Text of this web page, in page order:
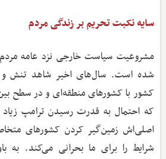
سایه نکبت تحریم بر زندگی مردم
مشروعیت سیاست خارجی نزد عامه مردم
شده است.‌ سال‌های اخیر شاهد تنش و
کشور با کشورهای منطقه‌ای و در سطح
که احتمال به قدرت رسیدن ترامپ
اصلی‌اش زمین‌گیر کردن کشورهای
شرایط را برای ما بحرانی می‌کند. به